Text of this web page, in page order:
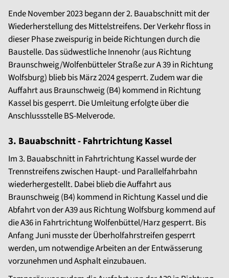
Ende November 2023 begann der 2. Bauabschnitt mit der
Wiederherstellung des Mittelstreifens. Der Verkehr floss in
dieser Phase zweispurig in beide Richtungen durch die
Baustelle. Das südwestliche Innenohr (aus Richtung
Braunschweig/Wolfenbütteler Straße zur A 39 in Richtung
Wolfsburg) blieb bis März 2024 gesperrt. Zudem war die
Auffahrt aus Braunschweig (B4) kommend in Richtung
Kassel bis gesperrt. Die Umleitung erfolgte über die
Anschlussstelle BS-Melverode.
3. Bauabschnitt - Fahrtrichtung Kassel
Im 3. Bauabschnitt in Fahrtrichtung Kassel wurde der
Trennstreifens zwischen Haupt- und Parallelfahrbahn
wiederhergestellt. Dabei blieb die Auffahrt aus
Braunschweig (B4) kommend in Richtung Kassel und die
Abfahrt von der A39 aus Richtung Wolfsburg kommend auf
die A36 in Fahrtrichtung Wolfenbüttel/Harz gesperrt. Bis
Anfang Juni musste der Überholfahrstreifen gesperrt
werden, um notwendige Arbeiten an der Entwässerung
vorzunehmen und Asphalt einzubauen.